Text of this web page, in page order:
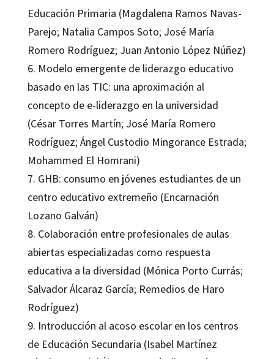
Educación Primaria (Magdalena Ramos Navas-
Parejo; Natalia Campos Soto; José María
Romero Rodríguez; Juan Antonio López Núñez)
6. Modelo emergente de liderazgo educativo
basado en las TIC: una aproximación al
concepto de e-liderazgo en la universidad
(César Torres Martín; José María Romero
Rodríguez; Ángel Custodio Mingorance Estrada;
Mohammed El Homrani)
7. GHB: consumo en jóvenes estudiantes de un
centro educativo extremeño (Encarnación
Lozano Galván)
8. Colaboración entre profesionales de aulas
abiertas especializadas como respuesta
educativa a la diversidad (Mónica Porto Currás;
Salvador Álcaraz García; Remedios de Haro
Rodríguez)
9. Introducción al acoso escolar en los centros
de Educación Secundaria (Isabel Martínez